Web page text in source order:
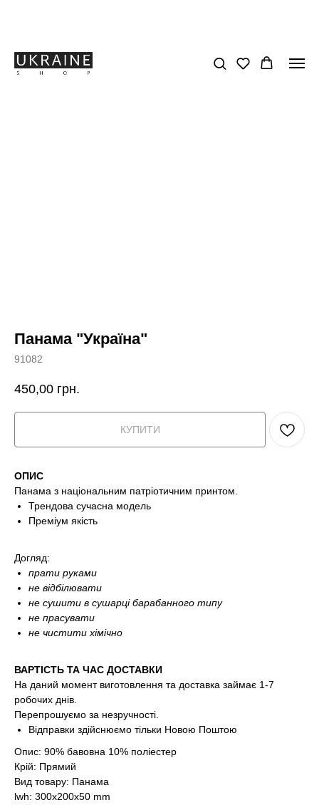
Панама "Україна"
91082
450,00 грн.
КУПИТИ
ОПИС
Панама з національним патріотичним принтом.
Трендова сучасна модель
Преміум якість
Догляд:
прати руками
не відбілювати
не сушити в сушарці барабанного типу
не прасувати
не чистити хімічно
ВАРТІСТЬ ТА ЧАС ДОСТАВКИ
На даний момент виготовлення та доставка займає 1-7
робочих днів.
Перепрошуємо за незручності.
Відправки здійснюємо тільки Новою Поштою
Опис: 90% бавовна 10% поліестер
Крій: Прямий
Вид товару: Панама
lwh: 300x200x50 mm